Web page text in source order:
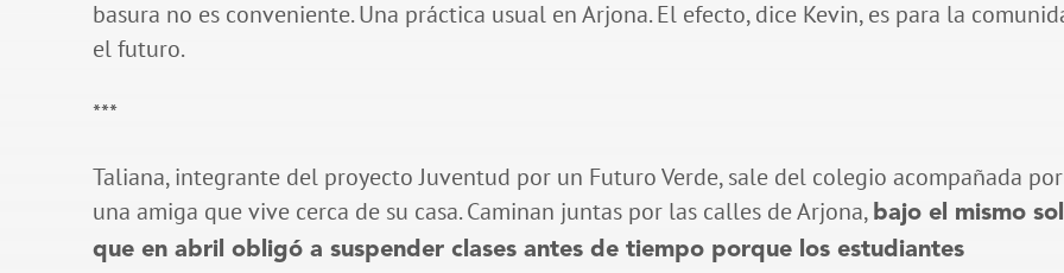
basura no es conveniente. Una práctica usual en Arjona. El efecto, dice Kevin, es para la
el futuro.
***
Taliana, integrante del proyecto Juventud por un Futuro Verde, sale del colegio acompañada por
una amiga que vive cerca de su casa. Caminan juntas por las calles de Arjona, bajo el mismo sol
que en abril obligó a suspender clases antes de tiempo porque los estudiantes